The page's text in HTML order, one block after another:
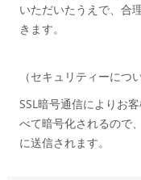
いただいたうえで、合
きます。
（セキュリティーにつ
SSL暗号通信によりお
べて暗号化されるので
に送信されます。